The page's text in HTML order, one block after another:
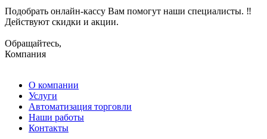
Подобрать онлайн-кассу Вам помогут наши специалисты. ‼️
Действуют скидки и акции.
Обращайтесь,
Компания
О компании
Услуги
Автоматизация торговли
Наши работы
Контакты